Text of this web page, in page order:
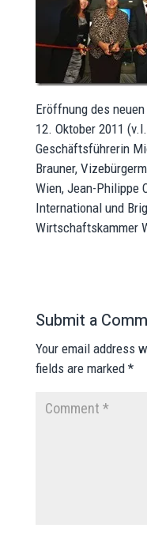
Eröffnung des
12. Oktober 2011
Geschäftsführerin
Brauner,
Wien, Jean-Philippe
International und
Wirtschaftskammer
Submit a
Your email address
fields are marked *